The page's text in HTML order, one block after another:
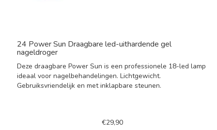
24 Power Sun Draagbare led-uithardende gel
nageldroger
Deze draagbare Power Sun is een professionele 18-led lamp
ideaal voor nagelbehandelingen. Lichtgewicht.
Gebruiksvriendelijk en met inklapbare steunen.
€29,90